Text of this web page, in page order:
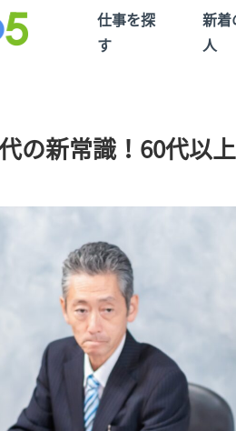
仕事を探
す
新着
人
の新常識！60代以